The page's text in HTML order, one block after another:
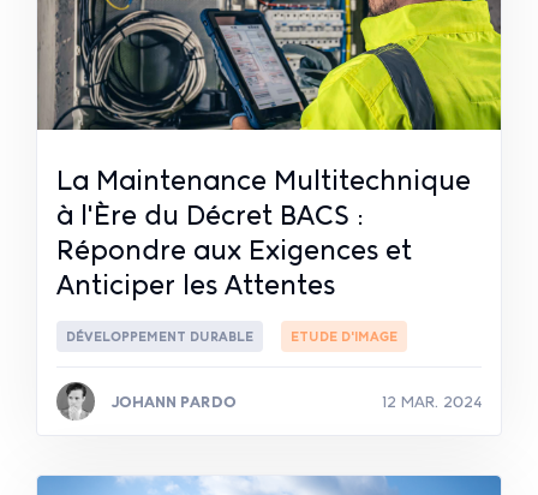
La Maintenance Multitechnique
à l'Ère du Décret BACS :
Répondre aux Exigences et
Anticiper les Attentes
DÉVELOPPEMENT DURABLE ETUDE D'IMAGE
JOHANN PARDO 12 MAR. 2024